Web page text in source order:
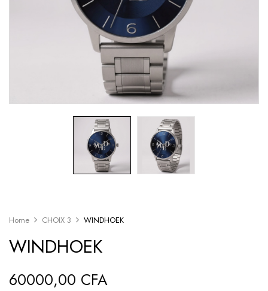
Home CHOIX 3 WINDHOEK
WINDHOEK
60000,00 CFA